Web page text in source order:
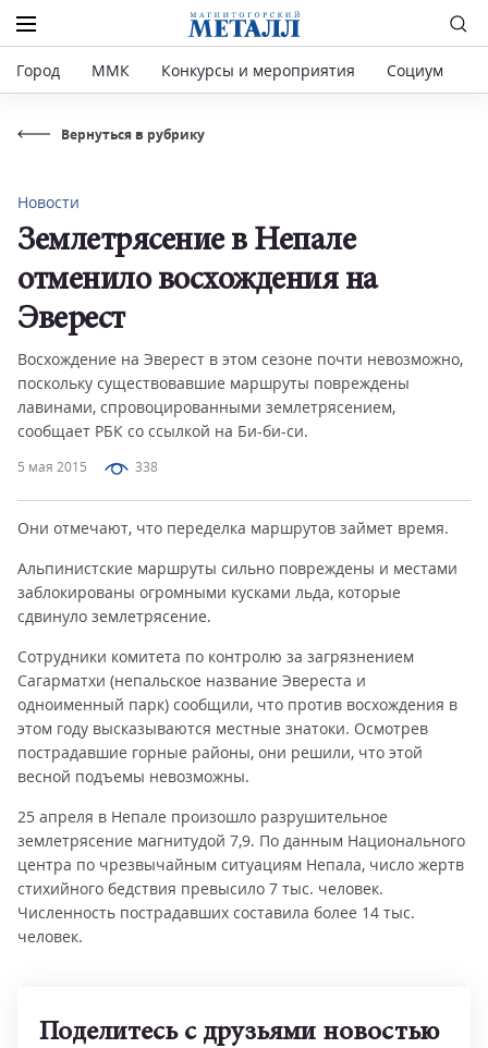
Город ММК Конкурсы и мероприятия Социум
Вернуться в рубрику
5 мая 2015 338
Новости
Землетрясение в Непале
отменило восхождения на
Эверест
Восхождение на Эверест в этом сезоне почти невозможно,
поскольку существовавшие маршруты повреждены
лавинами, спровоцированными землетрясением,
сообщает РБК со ссылкой на Би-би-си.
Они отмечают, что переделка маршрутов займет время.
Альпинистские маршруты сильно повреждены и местами
заблокированы огромными кусками льда, которые
сдвинуло землетрясение.
Сотрудники комитета по контролю за загрязнением
Сагарматхи (непальское название Эвереста и
одноименный парк) сообщили, что против восхождения в
этом году высказываются местные знатоки. Осмотрев
пострадавшие горные районы, они решили, что этой
весной подъемы невозможны.
25 апреля в Непале произошло разрушительное
землетрясение магнитудой 7,9. По данным Национального
центра по чрезвычайным ситуациям Непала, число жертв
стихийного бедствия превысило 7 тыс. человек.
Численность пострадавших составила более 14 тыс.
человек.
Поделитесь с друзьями новостью